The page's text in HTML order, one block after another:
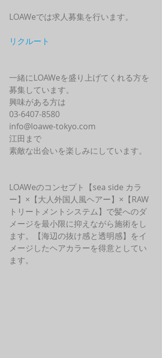
LOAWeでは求人募集を行います。
リクルート
一緒にLOAWeを盛り上げてくれる方を
募集しています。
興味がある方は
03-6407-8580
info@loawe-tokyo.com
江田まで
素敵な出会いを楽しみにしています。
LOAWeのコンセプト【sea side カラ
ー】×【大人外国人風ヘアー】×【RAW
トリートメントシステム】で髪へのダ
メージを最小限に抑えながら施術をし
ます。【海辺の抜け感と透明感】をイ
メージしたヘアカラーを得意としてい
ます。